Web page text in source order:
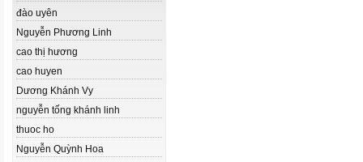
đào uyên
Nguyễn Phương Linh
cao thị hương
cao huyen
Dương Khánh Vy
nguyễn tống khánh linh
thuoc ho
Nguyễn Quỳnh Hoa